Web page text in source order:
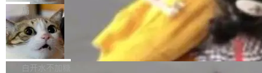
提升： 原生支持4K图像生成； 更精细的局部纹
理、细节与真实世界质感； 更准确的中英文文字
生成与复杂版式组织； 更稳定的图...
是 Ubuntu 专有的，不会用在其他发行版上。」
所以 deb 版本的受众实际上为零。既然只有 Ub
untu 用户在用，那用 snap 打包就没什么可纠结
的。 从 deb 到 snap 的迁移路径 hwctl 是 rust-
hwlib 硬件 API 库的一部分，命令行工具负责查
隔了几天。 Lilian Weng 上周刚宣布因健康原因
离开 Thinking Machines Lab，说自己作为联合
创始人的角色「太累了」。几天后，The Inform
ation 就曝出她将重回 OpenAI，负责递归自我
改进方向的研究。她是 Thinking Machines 过
局
FFmpeg 9.0 发布
FFmpeg 9.0 现已发布，包含多项改进。官方更
新日志列出的 9.0 版本主要更新内容如下： 扩
白开水不加糖